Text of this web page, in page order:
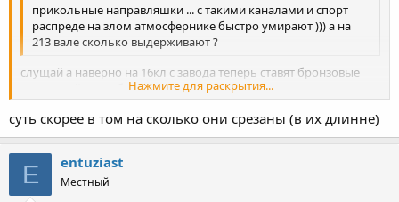
прикольные направляшки ... с такими каналами и спорт
распреде на злом атмосфернике быстро умирают ))) а на
213 вале сколько выдерживают ?
Нажмите для раскрытия...
слущай а наверно на 16кл с завода теперь ставят бронзовые
направляйки чтобы чаще менять да??? как же я сразу не
догодался то..... во дела....
Нажмите для раскрытия...
суть скорее в том на сколько они срезаны (в их длинне)
E entuziast
Местный